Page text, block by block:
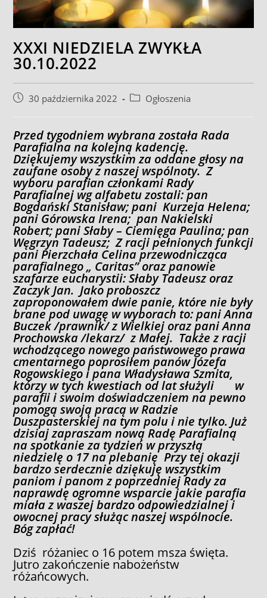
XXXI NIEDZIELA ZWYKŁA
30.10.2022
Post30 października 2022
PostOgłoszenia
Przed tygodniem wybrana została Rada
Parafialna na kolejną kadencję.
Dziękujemy wszystkim za oddane głosy na
zaufane osoby z naszej wspólnoty. Z
wyboru parafian członkami Rady
Parafialnej wg alfabetu zostali: pan
Bogdański Stanisław; pani Kurzeja Helena;
pani Górowska Irena; pan Nakielski
Robert; pani Słaby – Ciemięga Paulina; pan
Węgrzyn Tadeusz; Z racji pełnionych funkcji
pani Pierzchała Celina przewodnicząca
parafialnego „ Caritas” oraz panowie
szafarze eucharystii: Słaby Tadeusz oraz
Zaczyk Jan. Jako proboszcz
zaproponowałem dwie panie, które nie były
brane pod uwagę w wyborach to: pani Anna
Buczek /prawnik/ z Wielkiej oraz pani Anna
Prochowska /lekarz/ z Małej. Także z racji
wchodzącego nowego państwowego prawa
cmentarnego poprosiłem panów Józefa
Rogowskiego i pana Władysława Szmita,
którzy w tych kwestiach od lat służyli w
parafii i swoim doświadczeniem na pewno
pomogą swoją pracą w Radzie
Duszpasterskiej na tym polu i nie tylko. Już
dzisiaj zapraszam nową Radę Parafialną
na spotkanie za tydzień w przyszłą
niedzielę o 17 na plebanię Przy tej okazji
bardzo serdecznie dziękuję wszystkim
paniom i panom z poprzedniej Rady za
naprawdę ogromne wsparcie jakie parafia
miała z waszej bardzo odpowiedzialnej i
owocnej pracy służąc naszej wspólnocie.
Bóg zapłać!
Dziś różaniec o 16 potem msza święta.
Jutro zakończenie nabożeństw
różańcowych.